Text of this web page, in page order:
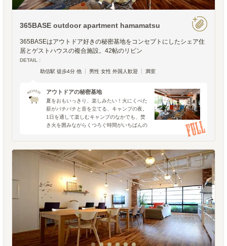
365BASE outdoor apartment hamamatsu
365BASEはアウトドア好きの秘密基地をコンセプトにしたシェア住
居とゲストハウスの複合施設。42帖のリビン
DETAIL :
助信駅 徒歩4分 他
男性 女性 外国人歓迎 満室
アウトドアの秘密基地
夏をおもいっきり、楽しみたい！火にくべた
薪がパチパチと音を立てる、キャンプの夜。
1日を通して楽しむキャンプのなかでも、焚
き火を囲みながらくつろぐ時間がいちばんの
やアクティビティをひとしきり楽しんだ一日
の締めに、チェアに体